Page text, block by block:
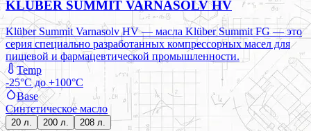
KLÜBER SUMMIT VARNASOLV HV
Klüber Summit Varnasolv HV — масла Klüber Summit FG — это
серия специально разработанных компрессорных масел для
пищевой и фармацевтической промышленности.
Temp
-25°C до +100°C
Base
Синтетическое масло
20 л. 200 л. 208 л.